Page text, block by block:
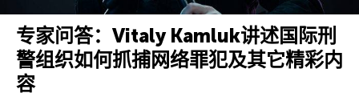
专家问答：Vitaly Kamluk讲述国际刑
警组织如何抓捕网络罪犯及其它精彩内
容